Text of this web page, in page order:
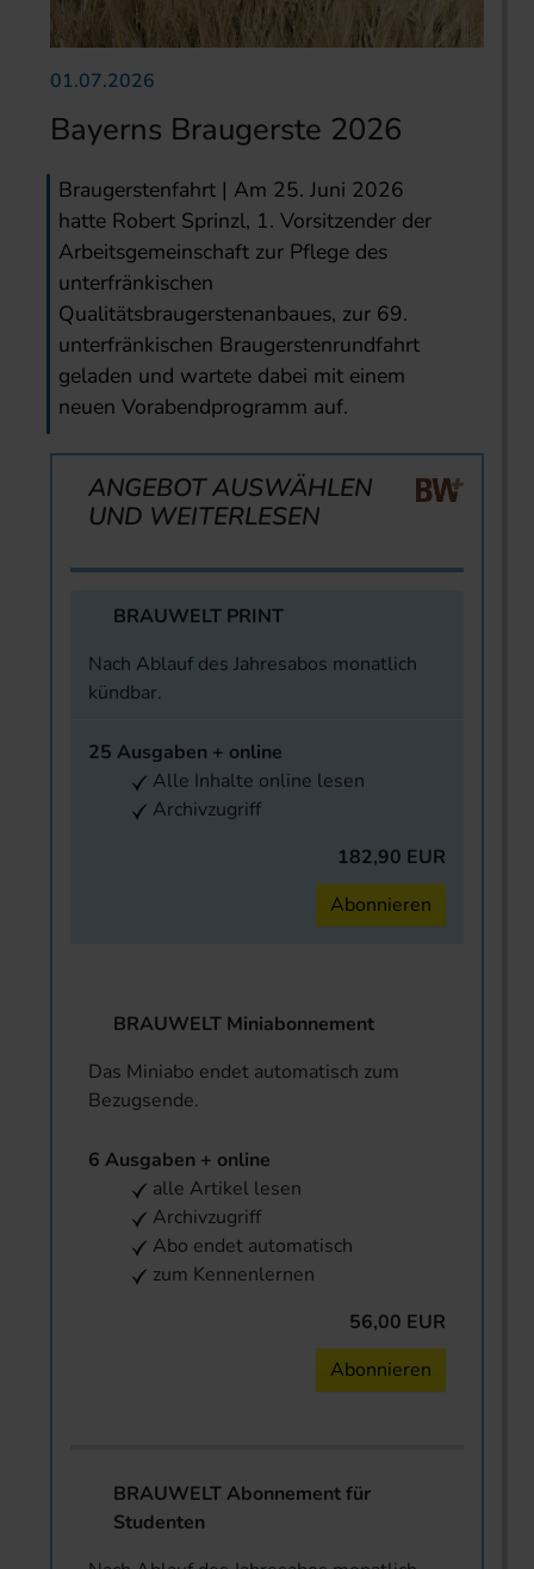
01.07.2026
Bayerns Braugerste 2026
Braugerstenfahrt | Am 25. Juni 2026
hatte Robert Sprinzl, 1. Vorsitzender der
Arbeitsgemeinschaft zur Pflege des
unterfränkischen
Qualitätsbraugerstenanbaues, zur 69.
unterfränkischen Braugerstenrundfahrt
geladen und wartete dabei mit einem
neuen Vorabendprogramm auf.
ANGEBOT AUSWÄHLEN
UND WEITERLESEN
BRAUWELT PRINT
Nach Ablauf des Jahresabos monatlich
kündbar.
25 Ausgaben + online
Alle Inhalte online lesen
Archivzugriff
182,90 EUR
Abonnieren
BRAUWELT Miniabonnement
Das Miniabo endet automatisch zum
Bezugsende.
6 Ausgaben + online
alle Artikel lesen
Archivzugriff
Abo endet automatisch
zum Kennenlernen
56,00 EUR
Abonnieren
BRAUWELT Abonnement für
Studenten